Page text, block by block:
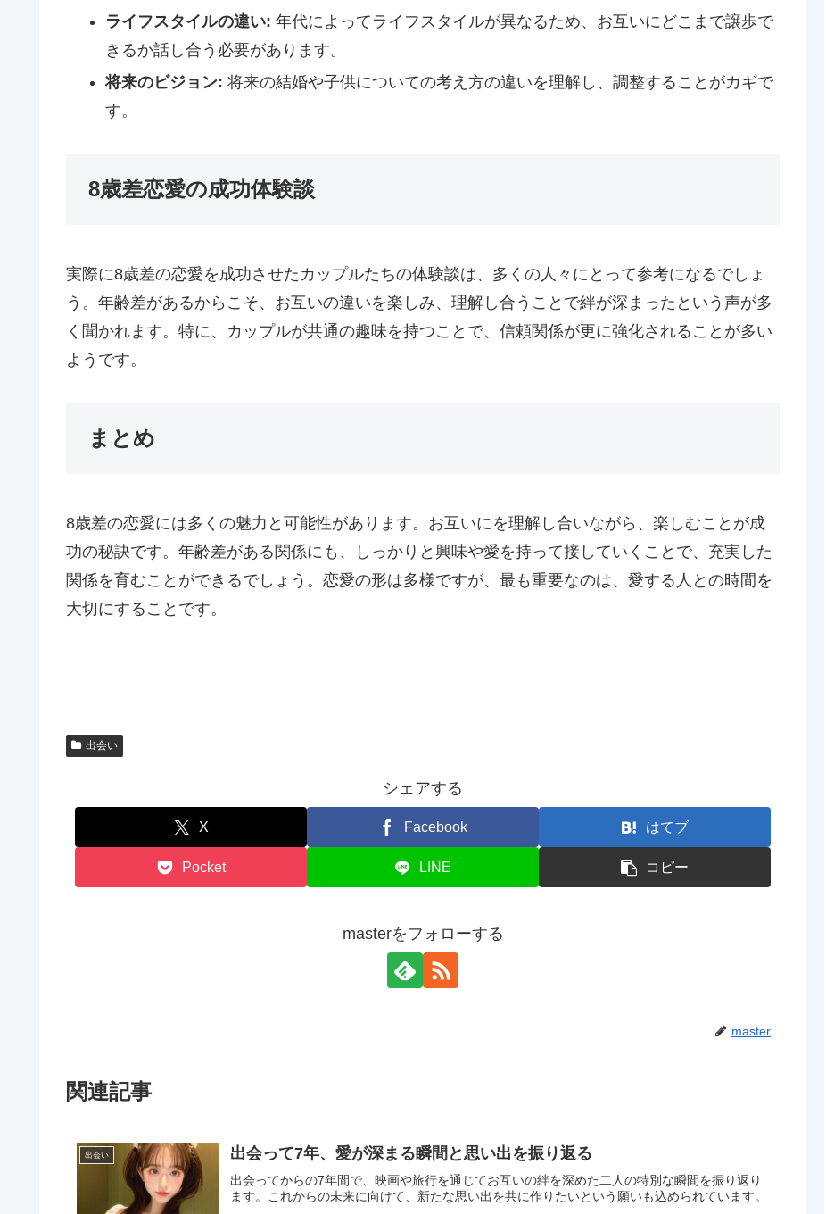
ライフスタイルの違い: 年代によってライフスタイルが異なるため、お互いにどこまで譲歩で
きるか話し合う必要があります。
将来のビジョン: 将来の結婚や子供についての考え方の違いを理解し、調整することがカギで
す。
8歳差恋愛の成功体験談
実際に8歳差の恋愛を成功させたカップルたちの体験談は、多くの人々にとって参考になるでしょ
う。年齢差があるからこそ、お互いの違いを楽しみ、理解し合うことで絆が深まったという声が多
く聞かれます。特に、カップルが共通の趣味を持つことで、信頼関係が更に強化されることが多い
ようです。
まとめ
8歳差の恋愛には多くの魅力と可能性があります。お互いにを理解し合いながら、楽しむことが成
功の秘訣です。年齢差がある関係にも、しっかりと興味や愛を持って接していくことで、充実した
関係を育むことができるでしょう。恋愛の形は多様ですが、最も重要なのは、愛する人との時間を
大切にすることです。
出会い
シェアする
X Facebook はてブ
Pocket LINE コピー
masterをフォローする
master
関連記事
出会い 出会って7年、愛が深まる瞬間と思い出を振り返る
出会ってからの7年間で、映画や旅行を通じてお互いの絆を深めた二人の特別な瞬間を振り返り
ます。これからの未来に向けて、新たな思い出を共に作りたいという願いも込められています。